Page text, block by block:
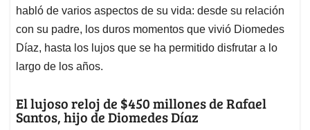
habló de varios aspectos de su vida: desde su relación
con su padre, los duros momentos que vivió Diomedes
Díaz, hasta los lujos que se ha permitido disfrutar a lo
largo de los años.
El lujoso reloj de $450 millones de Rafael
Santos, hijo de Diomedes Díaz